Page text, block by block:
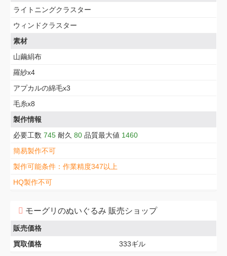
ライトニングクラスター
ウィンドクラスター
素材
山繭絹布
羅紗x4
アプカルの綿毛x3
毛糸x8
製作情報
必要工数 745 耐久 80 品質最大値 1460
簡易製作不可
製作可能条件：作業精度347以上
HQ製作不可
モーグリのぬいぐるみ 販売ショップ
販売価格
買取価格
333ギル